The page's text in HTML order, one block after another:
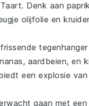
. Denk aan
olijfolie en
, aardbeien, en
een explosie
gaan met een